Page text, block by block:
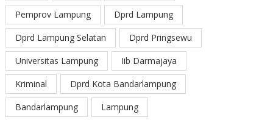
Pemprov Lampung
Dprd Lampung
Dprd Lampung Selatan
Dprd Pringsewu
Universitas Lampung
Iib Darmajaya
Kriminal
Dprd Kota Bandarlampung
Bandarlampung
Lampung